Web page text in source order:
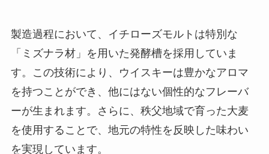
製造過程において、イチローズモルトは特別な
「ミズナラ材」を用いた発酵槽を採用していま
す。この技術により、ウイスキーは豊かなアロマ
を持つことができ、他にはない個性的なフレーバ
ーが生まれます。さらに、秩父地域で育った大麦
を使用することで、地元の特性を反映した味わい
を実現しています。